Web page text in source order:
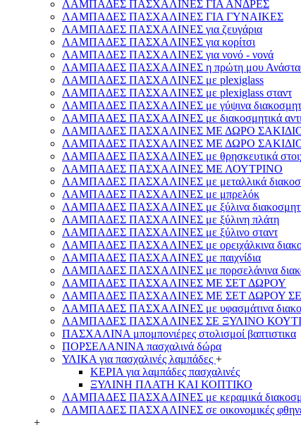
ΛΑΜΠΑΔΕΣ ΠΑΣΧΑΛΙΝΕΣ ΓΙΑ ΑΝΔΡΕΣ
ΛΑΜΠΑΔΕΣ ΠΑΣΧΑΛΙΝΕΣ ΓΙΑ ΓΥΝΑΙΚΕΣ
ΛΑΜΠΑΔΕΣ ΠΑΣΧΑΛΙΝΕΣ για ζευγάρια
ΛΑΜΠΑΔΕΣ ΠΑΣΧΑΛΙΝΕΣ για κορίτσι
ΛΑΜΠΑΔΕΣ ΠΑΣΧΑΛΙΝΕΣ για νονό - νονά
ΛΑΜΠΑΔΕΣ ΠΑΣΧΑΛΙΝΕΣ η πρώτη μου
ΛΑΜΠΑΔΕΣ ΠΑΣΧΑΛΙΝΕΣ με plexiglass
ΛΑΜΠΑΔΕΣ ΠΑΣΧΑΛΙΝΕΣ με plexiglass σταντ
ΛΑΜΠΑΔΕΣ ΠΑΣΧΑΛΙΝΕΣ με γύψινα
ΛΑΜΠΑΔΕΣ ΠΑΣΧΑΛΙΝΕΣ με διακοσμητικά
ΛΑΜΠΑΔΕΣ ΠΑΣΧΑΛΙΝΕΣ ΜΕ ΔΩΡΟ
ΛΑΜΠΑΔΕΣ ΠΑΣΧΑΛΙΝΕΣ ΜΕ ΔΩΡΟ
ΛΑΜΠΑΔΕΣ ΠΑΣΧΑΛΙΝΕΣ με θρησκευτικά
ΛΑΜΠΑΔΕΣ ΠΑΣΧΑΛΙΝΕΣ ΜΕ ΛΟΥΤΡΙΝΟ
ΛΑΜΠΑΔΕΣ ΠΑΣΧΑΛΙΝΕΣ με μεταλλικά
ΛΑΜΠΑΔΕΣ ΠΑΣΧΑΛΙΝΕΣ με μπρελόκ
ΛΑΜΠΑΔΕΣ ΠΑΣΧΑΛΙΝΕΣ με ξύλινα
ΛΑΜΠΑΔΕΣ ΠΑΣΧΑΛΙΝΕΣ με ξύλινη πλάτη
ΛΑΜΠΑΔΕΣ ΠΑΣΧΑΛΙΝΕΣ με ξύλινο σταντ
ΛΑΜΠΑΔΕΣ ΠΑΣΧΑΛΙΝΕΣ με ορειχάλκινα
ΛΑΜΠΑΔΕΣ ΠΑΣΧΑΛΙΝΕΣ με παιχνίδια
ΛΑΜΠΑΔΕΣ ΠΑΣΧΑΛΙΝΕΣ με πορσελάνινα
ΛΑΜΠΑΔΕΣ ΠΑΣΧΑΛΙΝΕΣ ΜΕ ΣΕΤ ΔΩΡΟΥ
ΛΑΜΠΑΔΕΣ ΠΑΣΧΑΛΙΝΕΣ ΜΕ ΣΕΤ ΔΩΡΟΥ
ΛΑΜΠΑΔΕΣ ΠΑΣΧΑΛΙΝΕΣ με υφασμάτινα
ΛΑΜΠΑΔΕΣ ΠΑΣΧΑΛΙΝΕΣ ΣΕ ΞΥΛΙΝΟ ΚΟΥΤΙ
ΠΑΣΧΑΛΙΝΑ μπομπονιέρες στολισμοί βαπτιστικα
ΠΟΡΣΕΛΑΝΙΝΑ πασχαλινά δώρα
ΥΛΙΚΑ για πασχαλινές λαμπάδες +
ΚΕΡΙΑ για λαμπάδες πασχαλινές
ΞΥΛΙΝΗ ΠΛΑΤΗ ΚΑΙ ΚΟΠΤΙΚΟ
ΛΑΜΠΑΔΕΣ ΠΑΣΧΑΛΙΝΕΣ με κεραμικά
ΛΑΜΠΑΔΕΣ ΠΑΣΧΑΛΙΝΕΣ σε οικονομικές
+